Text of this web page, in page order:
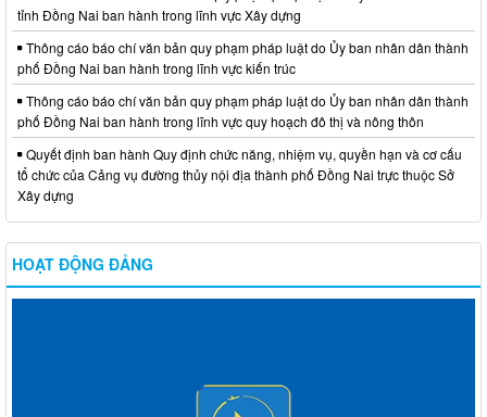
tỉnh Đồng Nai ban hành trong lĩnh vực Xây dựng
Thông cáo báo chí văn bản quy phạm pháp luật do Ủy ban nhân dân thành
phố Đồng Nai ban hành trong lĩnh vực kiến trúc
Thông cáo báo chí văn bản quy phạm pháp luật do Ủy ban nhân dân thành
phố Đồng Nai ban hành trong lĩnh vực quy hoạch đô thị và nông thôn
Quyết định ban hành Quy định chức năng, nhiệm vụ, quyền hạn và cơ cấu
tổ chức của Cảng vụ đường thủy nội địa thành phố Đồng Nai trực thuộc Sở
Xây dựng
HOẠT ĐỘNG ĐẢNG